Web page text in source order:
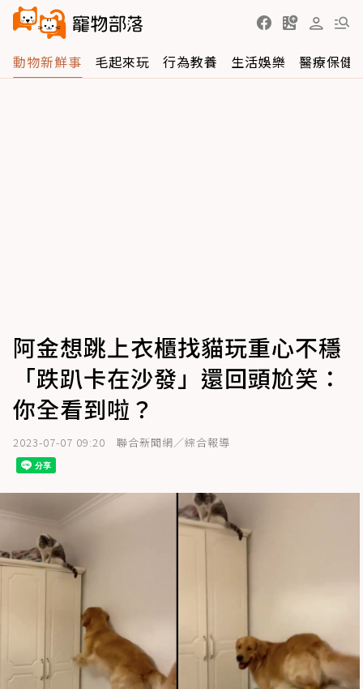
動物新鮮事 毛起來玩 行為教養 生活娛樂 醫療保健
阿金想跳上衣櫃找貓玩重心不穩
「跌趴卡在沙發」還回頭尬笑：
你全看到啦？
2023-07-07 09:20 聯合新聞網／綜合報導